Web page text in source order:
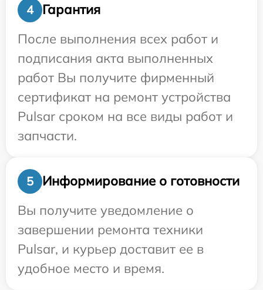
4
Гарантия
После выполнения всех работ и
подписания акта выполненных
работ Вы получите фирменный
сертификат на ремонт устройства
Pulsar сроком на все виды работ и
запчасти.
5
Информирование о готовности
Вы получите уведомление о
завершении ремонта техники
Pulsar, и курьер доставит ее в
удобное место и время.